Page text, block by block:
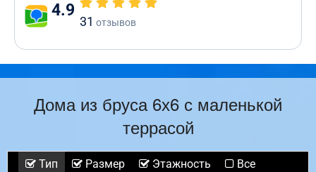
4.9
31 отзывов
Дома из бруса 6х6 с маленькой
террасой
Тип Размер Этажность Все